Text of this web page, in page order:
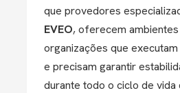
que provedores
EVEO, oferecem
organizações que
e precisam garantir
durante todo o ciclo de vida